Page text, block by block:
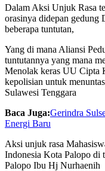
Dalam Aksi Unjuk Rasa
orasinya didepan gedung
beberapa tuntutan,
Yang di mana Aliansi
tuntutannya yang mana
Menolak keras UU Cipta
kepolisian untuk
Sulawesi Tenggara
Baca Juga:Gerindra
Energi Baru
Aksi unjuk rasa
Indonesia Kota Palopo di
Palopo Ibu Hj Nurhaenih